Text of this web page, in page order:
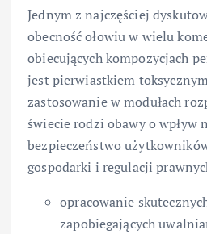
Jednym z najczęściej
obecność ołowiu w wielu
obiecujących kompozycjach
jest pierwiastkiem
zastosowanie w modułach
świecie rodzi obawy o wpływ
bezpieczeństwo
gospodarki i regulacji
opracowanie
zapobiegających